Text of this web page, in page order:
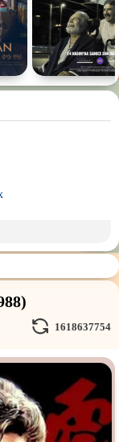
взрослых
movies
Демоны
1618637754